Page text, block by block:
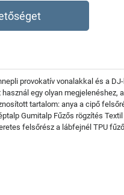
provokatív vonalakkal és a
egy olyan megjelenéshez,
tartalom: anya a cipő
Gumitalp Fűzős rögzítés
felsőrész a lábfejnél TPU